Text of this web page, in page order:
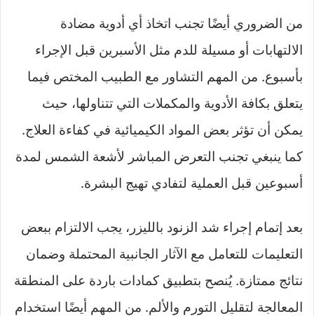
من الضروري أيضًا تجنب اتخاذ أي أدوية مضادة
الالتهابات أو مسيلة للدم مثل الأسبرين قبل الإجراء
بأسبوع. من المهم التشاور مع الطبيب المختص فيما
يتعلق بكافة الأدوية والمكملات التي تتناولها، حيث
يمكن أن تؤثر بعض المواد الكيميائية في كفاءة العلاج.
كما ينبغي تجنب التعرض المباشر لأشعة الشمس لمدة
أسبوعين قبل العملية لتفادي تهيج البشرة.
بعد إتمام إجراء شد الزنود بالليزر، يجب الالتزام ببعض
التعليمات للتعامل مع الآثار الجانبية المحتملة وضمان
نتائج ممتازة. يُنصح بتطبيق كمادات باردة على المنطقة
المعالجة لتقليل التورم والألم. من المهم أيضًا استخدام